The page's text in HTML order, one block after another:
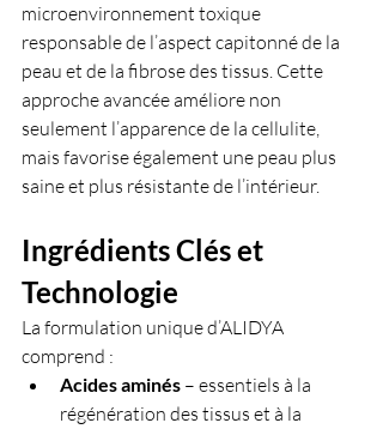
microenvironnement toxique
responsable de l’aspect capitonné de la
peau et de la fibrose des tissus. Cette
approche avancée améliore non
seulement l’apparence de la cellulite,
mais favorise également une peau plus
saine et plus résistante de l’intérieur.
Ingrédients Clés et
Technologie
La formulation unique d’ALIDYA
comprend :
Acides aminés – essentiels à la
régénération des tissus et à la